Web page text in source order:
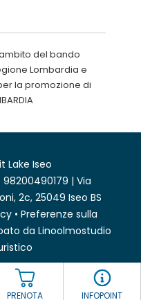
PRENOTA INFOPOINT
del bando
Lombardia e
la promozione di
Lake Iseo
| Via
2c, 25049 Iseo BS
• Preferenze sulla
da Linoolmostudio